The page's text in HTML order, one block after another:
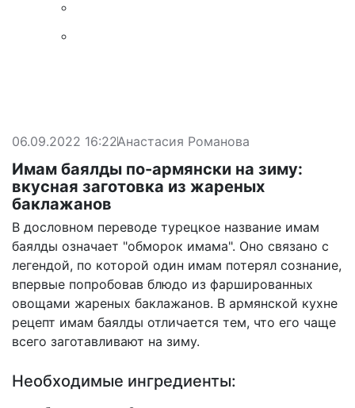
06.09.2022 16:22Анастасия Романова
Имам баялды по-армянски на зиму:
вкусная заготовка из жареных
баклажанов
В дословном переводе турецкое название имам
баялды означает "обморок имама". Оно связано с
легендой, по которой один имам потерял сознание,
впервые попробовав блюдо из фаршированных
овощами жареных баклажанов. В армянской кухне
рецепт имам баялды отличается тем, что его чаще
всего заготавливают на зиму.
Необходимые ингредиенты: